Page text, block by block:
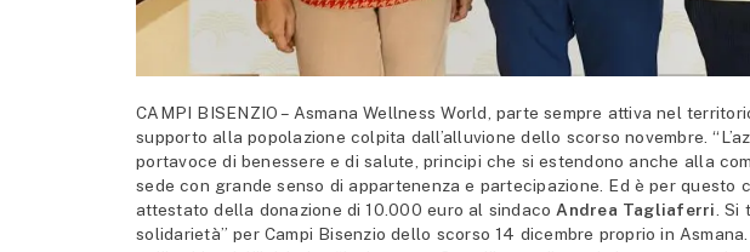
CAMPI BISENZIO – Asmana Wellness World, parte sempre attiva nel
supporto alla popolazione colpita dall’alluvione dello scorso novembre.
portavoce di benessere e di salute, principi che si estendono anche alla
sede con grande senso di appartenenza e partecipazione. Ed è per questo
attestato della donazione di 10.000 euro al sindaco Andrea Tagliaferri .
solidarietà” per Campi Bisenzio dello scorso 14 dicembre proprio in